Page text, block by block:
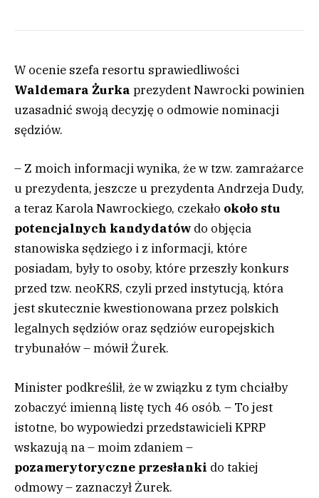
W ocenie szefa resortu sprawiedliwości
Waldemara Żurka prezydent Nawrocki powinien
uzasadnić swoją decyzję o odmowie nominacji
sędziów.
– Z moich informacji wynika, że w tzw. zamrażarce
u prezydenta, jeszcze u prezydenta Andrzeja Dudy,
a teraz Karola Nawrockiego, czekało około stu
potencjalnych kandydatów do objęcia
stanowiska sędziego i z informacji, które
posiadam, były to osoby, które przeszły konkurs
przed tzw. neoKRS, czyli przed instytucją, która
jest skutecznie kwestionowana przez polskich
legalnych sędziów oraz sędziów europejskich
trybunałów – mówił Żurek.
Minister podkreślił, że w związku z tym chciałby
zobaczyć imienną listę tych 46 osób. – To jest
istotne, bo wypowiedzi przedstawicieli KPRP
wskazują na – moim zdaniem –
pozamerytoryczne przesłanki do takiej
odmowy – zaznaczył Żurek.